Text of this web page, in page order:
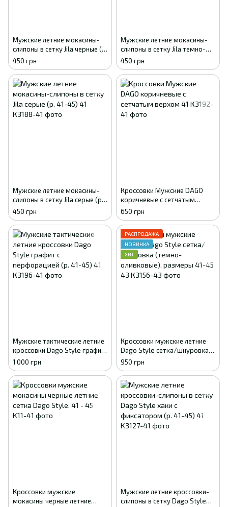
Мужские летние мокасины-
слипоны в сетку Jila черные (р.
41-45) 41
450 грн
Мужские летние мокасины-
слипоны в сетку Jila темно-
синие (р. 41-45) 41
450 грн
Мужские летние мокасины-
слипоны в сетку Jila серые (р.
41-45) 41
450 грн
Кроссовки Мужские DAGO
коричневые с сетчатым
верхом 41
650 грн
Мужские тактические летние
кроссовки Dago Style графит
с перфорацией (р. 41-45) 41
1 000 грн
РАСПРОДАЖА
НОВИНКА
ХИТ
Кроссовки мужские летние
Dago Style сетка/шнуровка
(темно-оливковые), размеры
41-45 43
950 грн
Кроссовки мужские
мокасины черные летние
Мужские летние кроссовки-
слипоны в сетку Dago Style